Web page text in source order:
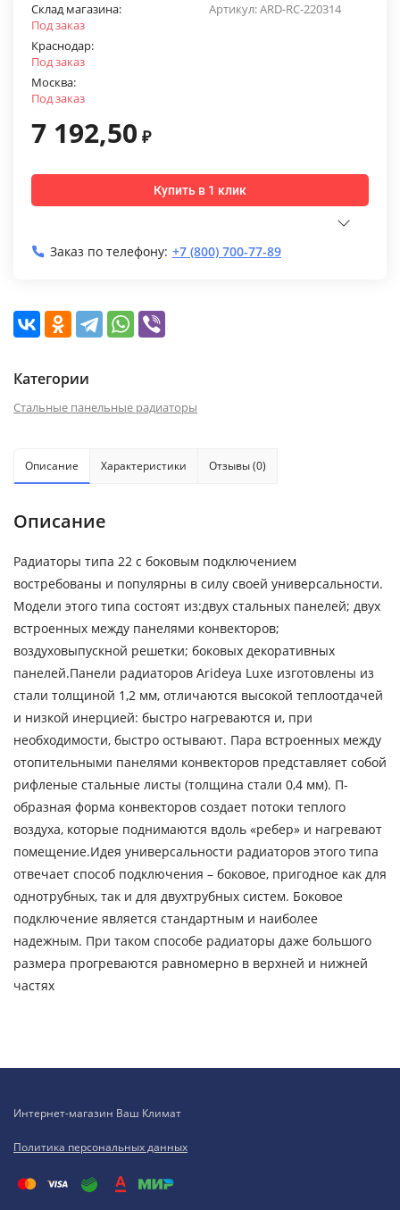
Артикул:ARD-RС-220314
Склад магазина:
Под заказ
Краснодар:
Под заказ
Москва:
Под заказ
7 192,50 ₽
Купить в 1 клик
Заказ по телефону: +7 (800) 700-77-89
Категории
Стальные панельные радиаторы
Описание Характеристики Отзывы (0)
Описание
Радиаторы типа 22 с боковым подключением
востребованы и популярны в силу своей универсальности.
Модели этого типа состоят из:двух стальных панелей; двух
встроенных между панелями конвекторов;
воздуховыпускной решетки; боковых декоративных
панелей.Панели радиаторов Arideya Luxe изготовлены из
стали толщиной 1,2 мм, отличаются высокой теплоотдачей
и низкой инерцией: быстро нагреваются и, при
необходимости, быстро остывают. Пара встроенных между
отопительными панелями конвекторов представляет собой
рифленые стальные листы (толщина стали 0,4 мм). П-
образная форма конвекторов создает потоки теплого
воздуха, которые поднимаются вдоль «ребер» и нагревают
помещение.Идея универсальности радиаторов этого типа
отвечает способ подключения – боковое, пригодное как для
однотрубных, так и для двухтрубных систем. Боковое
подключение является стандартным и наиболее
надежным. При таком способе радиаторы даже большого
размера прогреваются равномерно в верхней и нижней
частях
Интернет-магазин Ваш Климат
Политика персональных данных